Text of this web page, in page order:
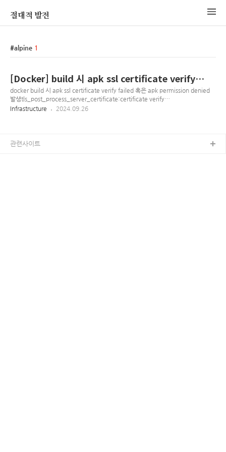
절대적 발전
alpine 1
[Docker] build 시 apk ssl certificate verify
failed, apk permission denied 발생 시
docker build 시 apk ssl certificate verify failed 혹은 apk permission denied
발생tls_post_process_server_certificate:certificate verify
failed:ssl/statem/statem_clnt.c:2091:fetching https://dl-
정상처리
Infrastructure 2024.09.26
관련사이트